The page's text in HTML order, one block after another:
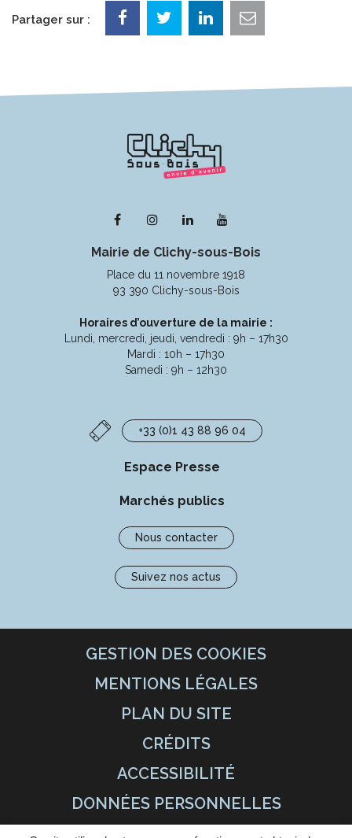
Partager sur :
Lien
le
compte
Facebook
Lien
le
compte
Instagram
Lien
le
compte
Linkedin
la
chaîne
Youtube
Mairie de Clichy-sous-Bois
Place du 11 novembre 1918
93 390 Clichy-sous-Bois
Horaires d’ouverture de la mairie :
Lundi, mercredi, jeudi, vendredi : 9h – 17h30
Mardi : 10h – 17h30
Samedi : 9h – 12h30
+33 (0)1 43 88 96 04
Espace Presse
Marchés publics
Nous contacter
Suivez nos actus
GESTION DES COOKIES
MENTIONS LÉGALES
PLAN DU SITE
CRÉDITS
ACCESSIBILITÉ
DONNÉES PERSONNELLES